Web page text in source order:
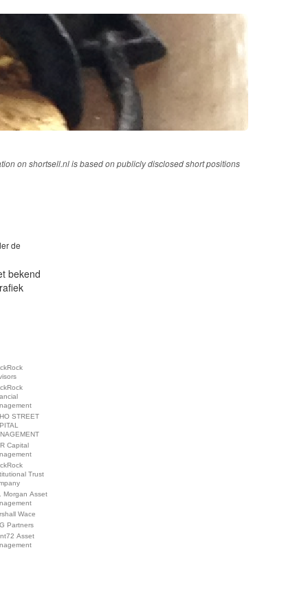
on shortsell.nl is based on publicly disclosed short positions
de
bekend
STREET
Capital
Trust
Morgan Asset
Wace
Partners
Asset